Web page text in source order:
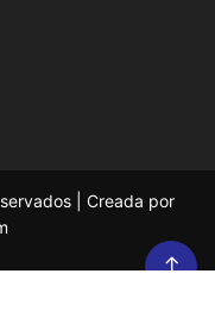
| Creada por